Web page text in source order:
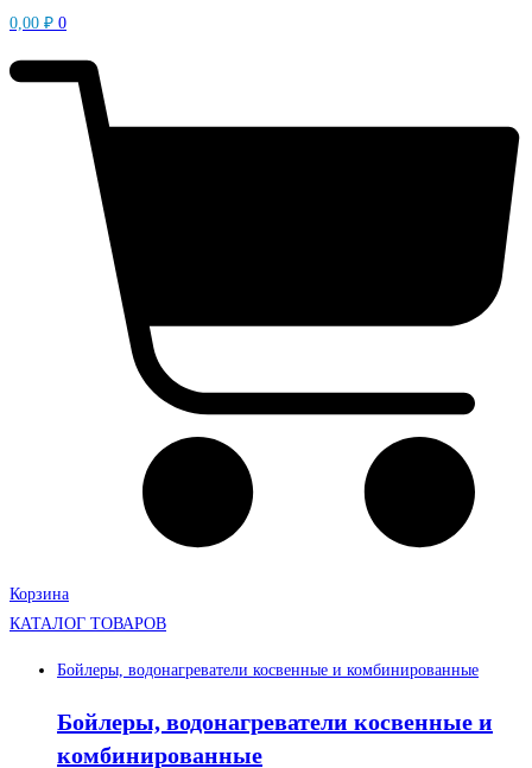
0,00 ₽ 0
Корзина
КАТАЛОГ ТОВАРОВ
Бойлеры, водонагреватели косвенные и комбинированные
Бойлеры, водонагреватели косвенные и
комбинированные